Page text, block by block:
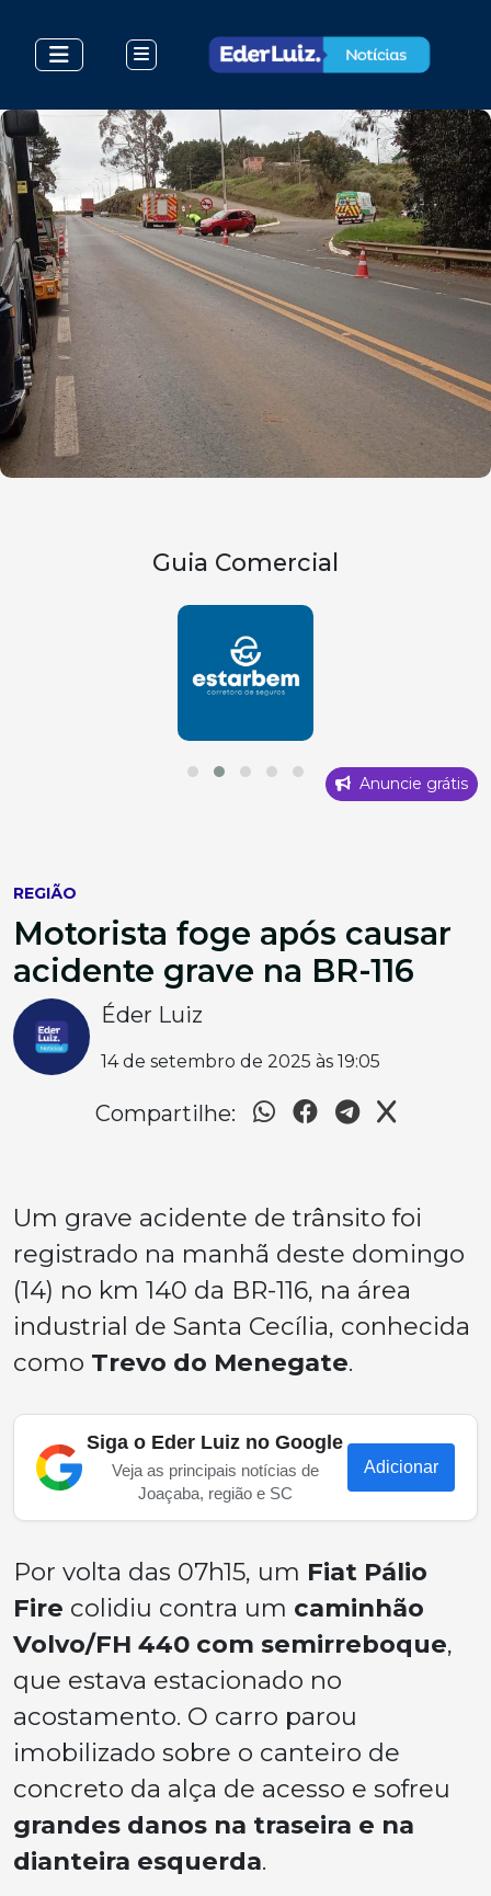
Guia Comercial
Anuncie grátis
REGIÃO
Motorista foge após causar
acidente grave na BR-116
Éder Luiz
14 de setembro de 2025 às 19:05
Compartilhe:
Um grave acidente de trânsito foi
registrado na manhã deste domingo
(14) no km 140 da BR-116, na área
industrial de Santa Cecília, conhecida
como Trevo do Menegate.
Siga o Eder Luiz no Google
Veja as principais notícias de
Joaçaba, região e SC
Adicionar
Por volta das 07h15, um Fiat Pálio
Fire colidiu contra um caminhão
Volvo/FH 440 com semirreboque,
que estava estacionado no
acostamento. O carro parou
imobilizado sobre o canteiro de
concreto da alça de acesso e sofreu
grandes danos na traseira e na
dianteira esquerda.